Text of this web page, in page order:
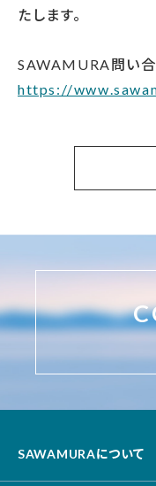
たします。
SAWAMURA問い合
https://
SAWAMURAについて